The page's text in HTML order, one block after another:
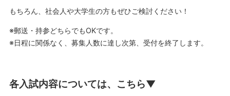
もちろん、社会人や大学生の方もぜひご検討ください！
※郵送・持参どちらでもOKです。
※日程に関係なく、募集人数に達し次第、受付を終了します。
各入試内容については、こちら▼